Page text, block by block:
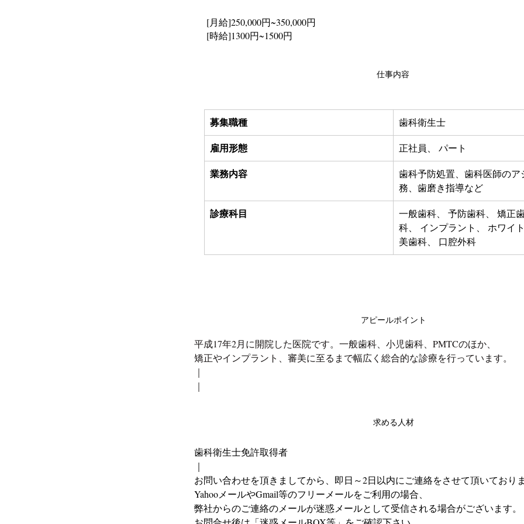
[月給]250,000円~350,000円
[時給]1300円~1500円
仕事内容
募集職種 歯科衛生士
雇用形態 正社員、 パート
業務内容
歯科予防処置、歯科医師のア
務、歯磨き指導など
診療科目
一般歯科、 予防歯科、 矯正
科、 インプラント、 ホワイ
美歯科、 口腔外科
アピールポイント
平成17年2月に開院した医院です。一般歯科、小児歯科、PMTCのほか、
矯正やインプラント、審美に至るまで幅広く総合的な診療を行っています。
｜
｜
求める人材
歯科衛生士免許取得者
｜
お問い合わせを頂きましてから、即日～2日以内にご連絡をさせて頂いており
YahooメールやGmail等のフリーメールをご利用の場合、
弊社からのご連絡のメールが迷惑メールとして受信される場合がございます。